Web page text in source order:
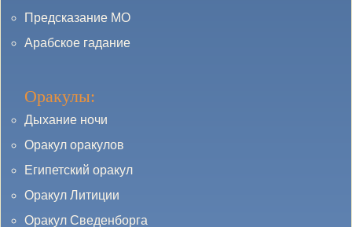
Предсказание МО
Арабское гадание
Оракулы:
Дыхание ночи
Оракул оракулов
Египетский оракул
Оракул Литиции
Оракул Сведенборга